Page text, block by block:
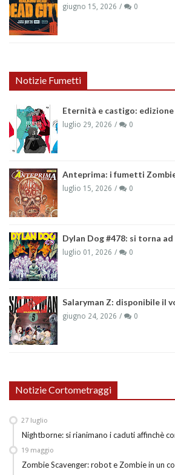
giugno 15, 2026 0
Notizie Fumetti
Eternità e castigo:
luglio 29, 2026 0
Anteprima: i fumetti
luglio 15, 2026 0
Dylan Dog #478: si torna ad
luglio 01, 2026 0
Salaryman Z: disponibile il
giugno 24, 2026 0
Notizie Cortometraggi
Nightborne: si rianimano i caduti affinchè
27 luglio
Zombie Scavenger: robot e Zombie in un
19 maggio